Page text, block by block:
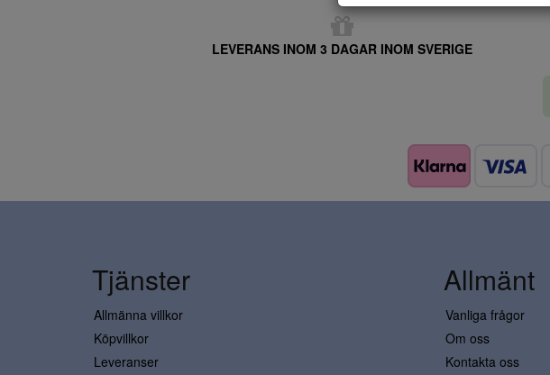
LEVERANS INOM 3 DAGAR INOM SVERIGE
Tjänster
Allmänna villkor
Köpvillkor
Leveranser
Allmänt
Vanliga frågor
Om oss
Kontakta oss